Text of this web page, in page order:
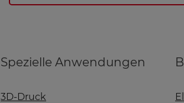
Spezielle Anwendungen
3D-Druck